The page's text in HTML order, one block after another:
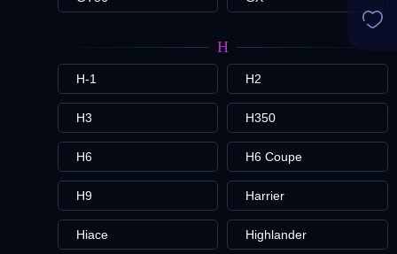
H
H-1 H2
H3 H350
H6 H6 Coupe
H9 Harrier
Hiace Highlander